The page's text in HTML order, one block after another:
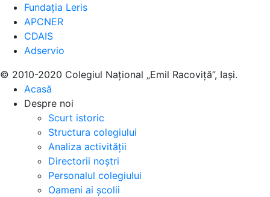
Fundația Leris
APCNER
CDAIS
Adservio
© 2010-2020 Colegiul Național „Emil Racoviță”, Iași.
Acasă
Despre noi
Scurt istoric
Structura colegiului
Analiza activității
Directorii noștri
Personalul colegiului
Oameni ai școlii